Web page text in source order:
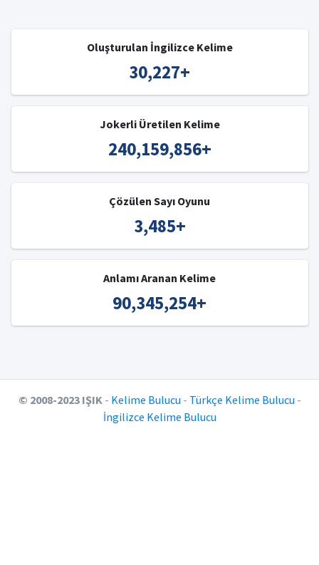
Oluşturulan İngilizce Kelime
30,227+
Jokerli Üretilen Kelime
240,159,856+
Çözülen Sayı Oyunu
3,485+
Anlamı Aranan Kelime
90,345,254+
© 2008-2023 IŞIK- Kelime Bulucu - Türkçe Kelime Bulucu -
İngilizce Kelime Bulucu